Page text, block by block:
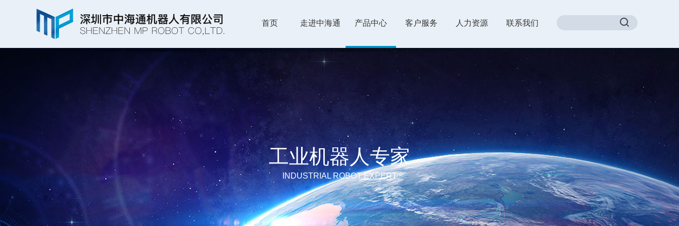
首页 走进中海通 产品中心 客户服务 人力资源 联系我们
工业机器人专家
INDUSTRIAL ROBOT EXPERT